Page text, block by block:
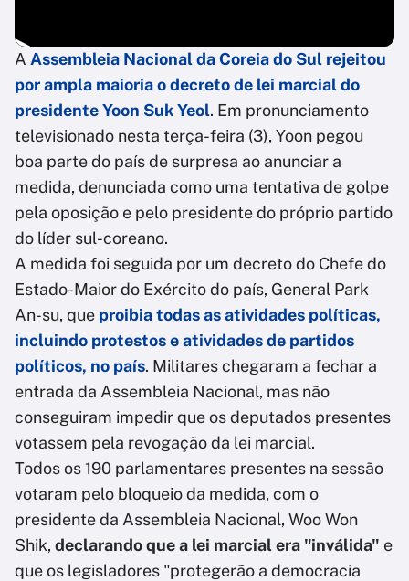
A Assembleia Nacional da Coreia do Sul rejeitou
por ampla maioriao decreto de lei marcial do
presidente Yoon Suk Yeol. Em pronunciamento
televisionado nesta terça-feira (3), Yoon pegou
boa parte do país de surpresa ao anunciar a
medida, denunciada como uma tentativa de golpe
pela oposição e pelo presidente do próprio partido
do líder sul-coreano.
A medida foi seguida por um decreto do Chefe do
Estado-Maior do Exército do país, General Park
An-su, que proibia todas as atividades políticas,
incluindo protestos e atividades de partidos
políticos, no país. Militares chegaram a fechar a
entrada da Assembleia Nacional, mas não
conseguiram impedir que os deputados presentes
votassem pela revogação da lei marcial.
Todos os 190 parlamentares presentes na sessão
votaram pelo bloqueio da medida, com o
presidente da Assembleia Nacional, Woo Won
Shik, declarando que a lei marcial era "inválida" e
que os legisladores "protegerão a democracia